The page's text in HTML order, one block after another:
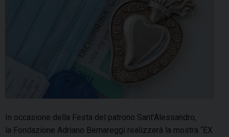
In occasione della Festa del patrono Sant’Alessandro,
la Fondazione Adriano Bernareggi realizzerà la mostra “EX